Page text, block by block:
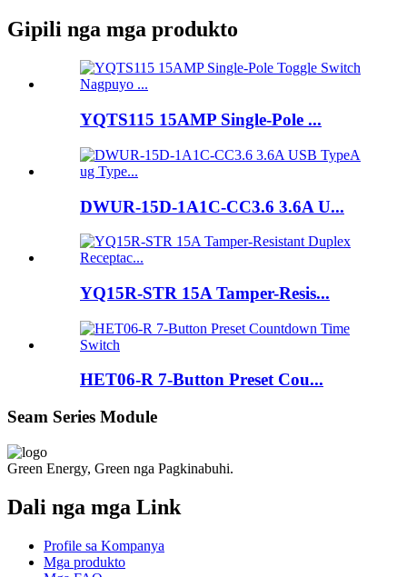
Gipili nga mga produkto
YQTS115 15AMP Single-Pole ...
DWUR-15D-1A1C-CC3.6 3.6A U...
YQ15R-STR 15A Tamper-Resis...
HET06-R 7-Button Preset Cou...
Seam Series Module
Green Energy, Green nga Pagkinabuhi.
Dali nga mga Link
Profile sa Kompanya
Mga produkto